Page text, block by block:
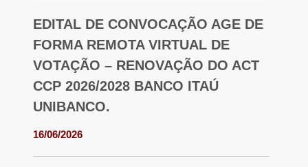
EDITAL DE CONVOCAÇÃO AGE DE
FORMA REMOTA VIRTUAL DE
VOTAÇÃO – RENOVAÇÃO DO ACT
CCP 2026/2028 BANCO ITAÚ
UNIBANCO.
16/06/2026